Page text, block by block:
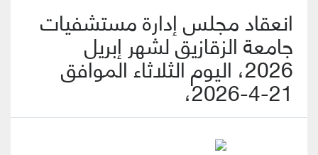
انعقاد مجلس إدارة مستشفيات
جامعة الزقازيق لشهر إبريل
2026، اليوم الثلاثاء الموافق
21-4-2026،